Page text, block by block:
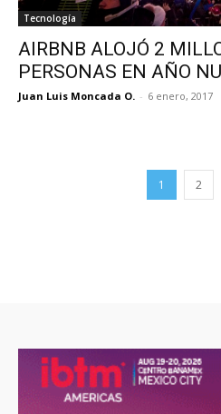
Tecnología
AIRBNB ALOJÓ 2
PERSONAS EN AÑO
Juan Luis Moncada O. - 6 enero, 2017
1 2